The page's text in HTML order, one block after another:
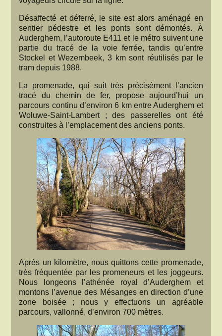
Désaffecté et déferré, le site est alors aménagé en
sentier pédestre et les ponts sont démontés. À
Auderghem, l’autoroute E411 et le métro suivent une
partie du tracé de la voie ferrée, tandis qu’entre
Stockel et Wezembeek, 3 km sont réutilisés par le
tram depuis 1988.
La promenade, qui suit très précisément l’ancien
tracé du chemin de fer, propose aujourd’hui un
parcours continu d’environ 6 km entre Auderghem et
Woluwe-Saint-Lambert ; des passerelles ont été
construites à l’emplacement des anciens ponts.
Après un kilomètre, nous quittons cette promenade,
très fréquentée par les promeneurs et les joggeurs.
Nous longeons l’athénée royal d’Auderghem et
montons l’avenue des Mésanges en direction d’une
zone boisée ; nous y effectuons un agréable
parcours, vallonné, d’environ 700 mètres.